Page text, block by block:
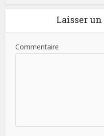
Laisser
Commentaire